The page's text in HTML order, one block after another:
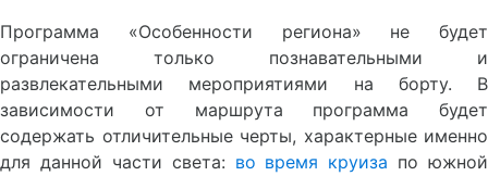
Программа «Особенности региона» не будет
ограничена только познавательными и
развлекательными мероприятиями на борту. В
зависимости от маршрута программа будет
содержать отличительные черты, характерные именно
для данной части света: во время круиза по южной